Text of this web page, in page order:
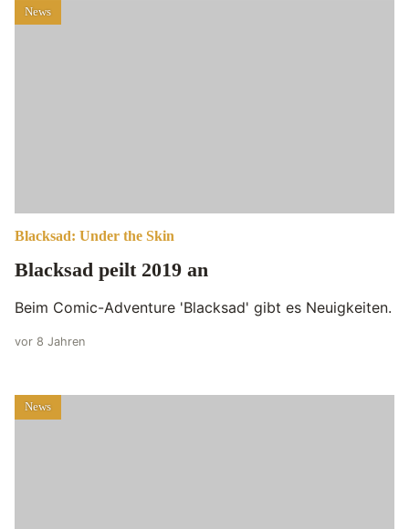
News
Blacksad: Under the Skin
Blacksad peilt 2019 an
Beim Comic-Adventure 'Blacksad' gibt es Neuigkeiten.
vor 8 Jahren
News